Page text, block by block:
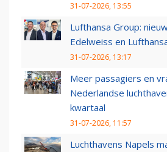
31-07-2026, 13:55
Lufthansa Group:
Edelweiss en
31-07-2026, 13:17
Meer passagiers en
Nederlandse
kwartaal
31-07-2026, 11:57
Luchthavens Napels